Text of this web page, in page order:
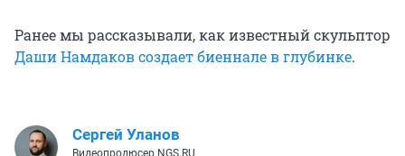
Ранее мы рассказывали, как известный скульптор
Даши Намдаков создает биеннале в глубинке.
Сергей Уланов